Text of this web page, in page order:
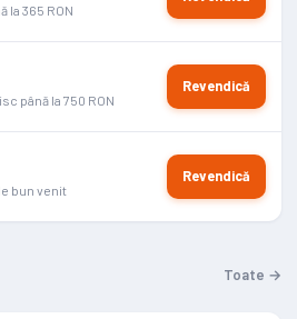
la 365 RON
până la 750 RON
Revendică
bun venit
Revendică
Toate →